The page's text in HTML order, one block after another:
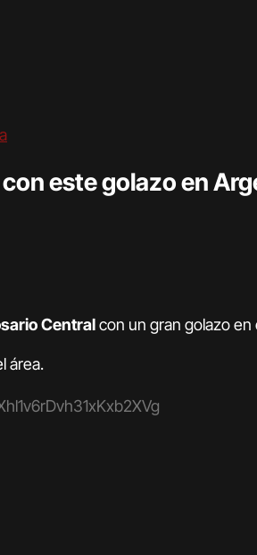
este golazo en
Centralcon un gran golazo
área.